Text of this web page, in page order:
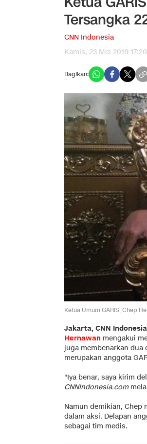
Tersangka
CNN Indonesia
Kamis, 23 Mei 2019
Bagikan:
Ketua Umum GARIS, Chep
Jakarta, CNN Indonesia
Hernawan mengakui
juga membenarkan
merupakan anggota
"Iya benar, saya kirim
CNNIndonesia.com
Namun demikian, Chep
dalam aksi. Delapan
sebagai tim medis.